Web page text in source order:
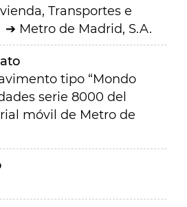
Transportes e
Metro de Madrid, S.A.
tipo “Mondo
serie 8000 del
móvil de Metro de